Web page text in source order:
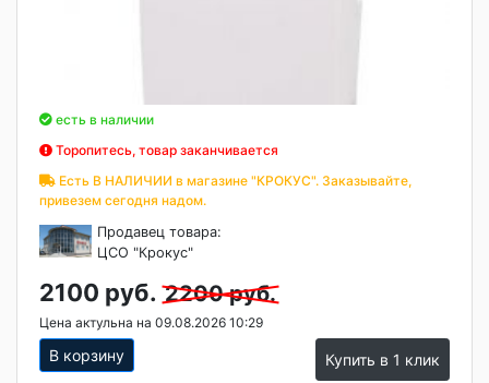
есть в наличии
Торопитесь, товар заканчивается
Есть В НАЛИЧИИ в магазине "КРОКУС". Заказывайте,
привезем сегодня надом.
Продавец товара:
ЦСО "Крокус"
2100 руб. 2200 руб.
Цена актульна на 09.08.2026 10:29
В корзину Купить в 1 клик